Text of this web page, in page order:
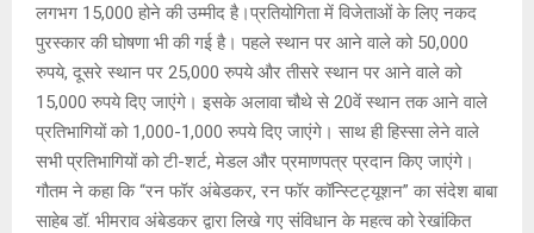
लगभग 15,000 होने की उम्मीद है।प्रतियोगिता में विजेताओं के लिए नकद
पुरस्कार की घोषणा भी की गई है। पहले स्थान पर आने वाले को 50,000
रुपये, दूसरे स्थान पर 25,000 रुपये और तीसरे स्थान पर आने वाले को
15,000 रुपये दिए जाएंगे। इसके अलावा चौथे से 20वें स्थान तक आने वाले
प्रतिभागियों को 1,000-1,000 रुपये दिए जाएंगे। साथ ही हिस्सा लेने वाले
सभी प्रतिभागियों को टी-शर्ट, मेडल और प्रमाणपत्र प्रदान किए जाएंगे।
गौतम ने कहा कि “रन फॉर अंबेडकर, रन फॉर कॉन्स्टिट्यूशन” का संदेश बाबा
साहेब डॉ. भीमराव अंबेडकर द्वारा लिखे गए संविधान के महत्व को रेखांकित